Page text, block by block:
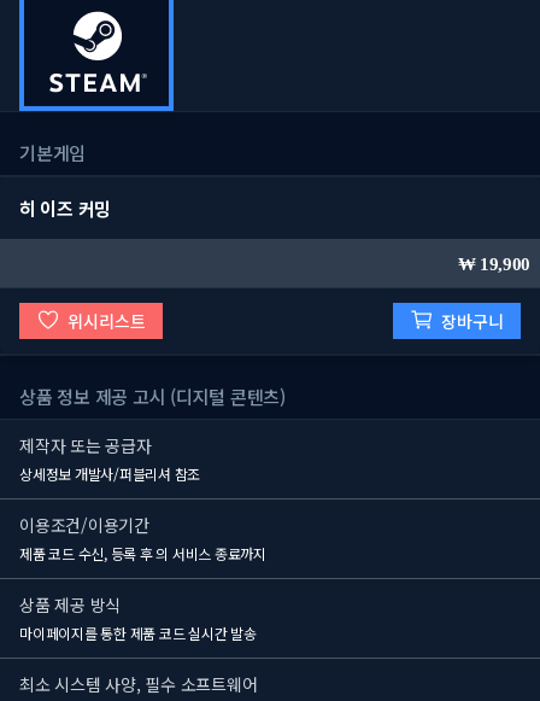
기본게임
히 이즈 커밍
19,900
위시리스트 장바구니
상품 정보 제공 고시 (디지털 콘텐츠)
제작자 또는 공급자
상세정보 개발사/퍼블리셔 참조
이용조건/이용기간
제품 코드 수신, 등록 후의 서비스 종료까지
상품 제공 방식
마이페이지를 통한 제품 코드 실시간 발송
최소 시스템 사양, 필수 소프트웨어